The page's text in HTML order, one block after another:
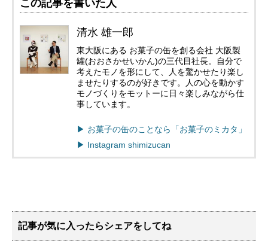
この記事を書いた人
清水 雄一郎
東大阪にある お菓子の缶を創る会社 大阪製
罐(おおさかせいかん)の三代目社長。自分で
考えたモノを形にして、人を驚かせたり楽し
ませたりするのが好きです。人の心を動かす
モノづくりをモットーに日々楽しみながら仕
事しています。
▶︎ お菓子の缶のことなら「お菓子のミカタ」
▶︎ Instagram shimizucan
記事が気に入ったらシェアをしてね